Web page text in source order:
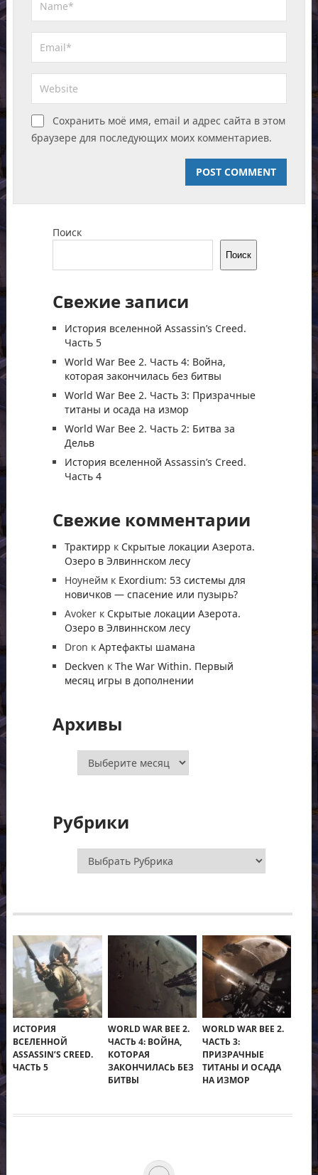
Сохранить моё имя, email и адрес сайта в этом
браузере для последующих моих комментариев.
Поиск
Поиск
Свежие записи
История вселенной Assassin’s Creed.
Часть 5
World War Bee 2. Часть 4: Война,
которая закончилась без битвы
World War Bee 2. Часть 3: Призрачные
титаны и осада на измор
World War Bee 2. Часть 2: Битва за
Дельв
История вселенной Assassin’s Creed.
Часть 4
Свежие комментарии
Трактирр к Скрытые локации Азерота.
Озеро в Элвиннском лесу
Ноунеймк Exordium: 53 системы для
новичков — спасение или пузырь?
Avokerк Скрытые локации Азерота.
Озеро в Элвиннском лесу
Dron к Артефакты шамана
Deckven к The War Within. Первый
месяц игры в дополнении
Архивы
Архивы
Рубрики
Рубрики
ИСТОРИЯ
ВСЕЛЕННОЙ
ASSASSIN’S CREED.
ЧАСТЬ 5
WORLD WAR BEE 2.
ЧАСТЬ 4: ВОЙНА,
КОТОРАЯ
ЗАКОНЧИЛАСЬ БЕЗ
БИТВЫ
WORLD WAR BEE 2.
ЧАСТЬ 3:
ПРИЗРАЧНЫЕ
ТИТАНЫ И ОСАДА
НА ИЗМОР